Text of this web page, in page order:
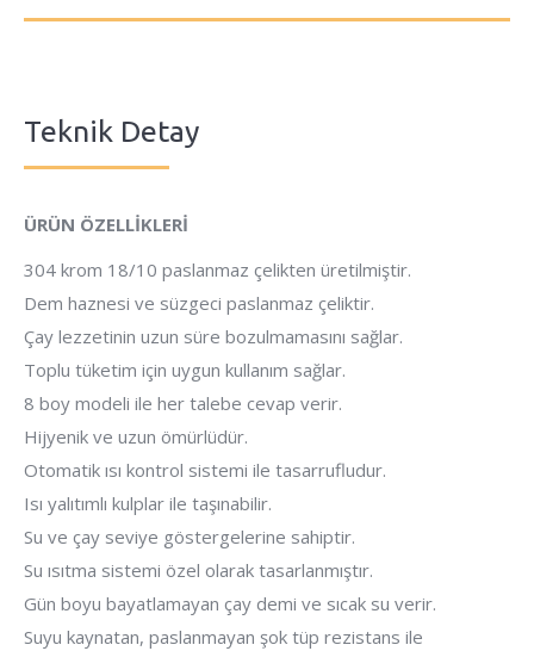
Teknik Detay
ÜRÜN ÖZELLİKLERİ
304 krom 18/10 paslanmaz çelikten üretilmiştir.
Dem haznesi ve süzgeci paslanmaz çeliktir.
Çay lezzetinin uzun süre bozulmamasını sağlar.
Toplu tüketim için uygun kullanım sağlar.
8 boy modeli ile her talebe cevap verir.
Hijyenik ve uzun ömürlüdür.
Otomatik ısı kontrol sistemi ile tasarrufludur.
Isı yalıtımlı kulplar ile taşınabilir.
Su ve çay seviye göstergelerine sahiptir.
Su ısıtma sistemi özel olarak tasarlanmıştır.
Gün boyu bayatlamayan çay demi ve sıcak su verir.
Suyu kaynatan, paslanmayan şok tüp rezistans ile